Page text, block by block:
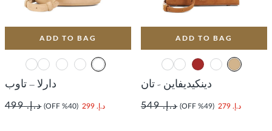
ADD TO BAG
دينكيديفاين - تان
د.إ. 279 (49% OFF) د.إ. 549
ADD TO BAG
دارلا – تاوب
د.إ. 299 (40% OFF) د.إ. 499